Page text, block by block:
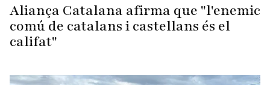
Aliança Catalana afirma que "l'enemic
comú de catalans i castellans és el
califat"